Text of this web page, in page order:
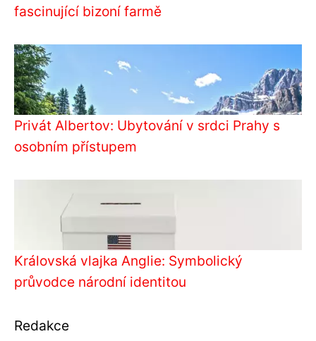
fascinující bizoní farmě
Privát Albertov: Ubytování v srdci Prahy s
osobním přístupem
Královská vlajka Anglie: Symbolický
průvodce národní identitou
Redakce